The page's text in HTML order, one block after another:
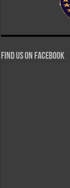
Find us on Facebook